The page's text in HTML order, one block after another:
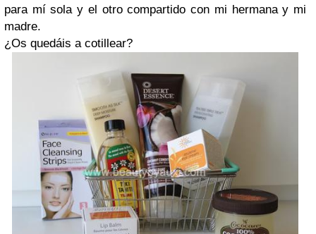
para mí sola y el otro compartido con mi hermana y mi
madre.
¿Os quedáis a cotillear?